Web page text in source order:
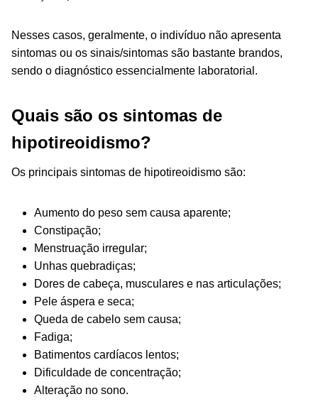
Nesses casos, geralmente, o indivíduo não apresenta
sintomas ou os sinais/sintomas são bastante brandos,
sendo o diagnóstico essencialmente laboratorial.
Quais são os sintomas de
hipotireoidismo?
Os principais sintomas de hipotireoidismo são:
Aumento do peso sem causa aparente;
Constipação;
Menstruação irregular;
Unhas quebradiças;
Dores de cabeça, musculares e nas articulações;
Pele áspera e seca;
Queda de cabelo sem causa;
Fadiga;
Batimentos cardíacos lentos;
Dificuldade de concentração;
Alteração no sono.